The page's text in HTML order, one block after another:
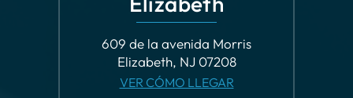
VER CÓMO LLEGAR
Teléfono